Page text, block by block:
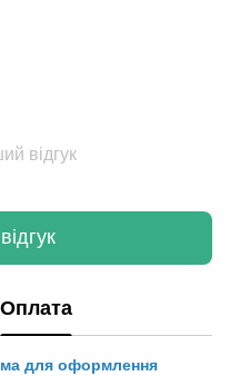
відгук
Оплата
для оформлення